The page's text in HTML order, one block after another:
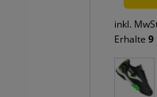
inkl.
Erhalte9